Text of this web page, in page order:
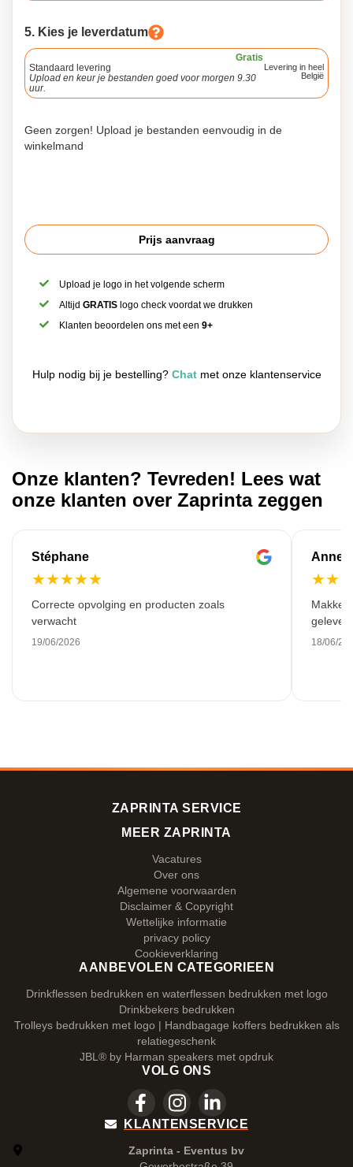
5. Kies je leverdatum
Gratis
Standaard levering
Upload en keur je bestanden goed voor morgen 9.30
uur.
Levering in heel
België
Geen zorgen! Upload je bestanden eenvoudig in de
winkelmand
Prijs aanvraag
Upload je logo in het volgende scherm
AltijdGRATIS logo check voordat we drukken
Klanten beoordelen ons met een9+
Hulp nodig bij je bestelling? Chatmet onze klantenservice
Onze klanten? Tevreden! Lees wat
onze klanten over Zaprinta zeggen
Stéphane
★★★★★
Correcte opvolging en producten zoals
verwacht
19/06/2026
Anne-
★★
18/06/
ZAPRINTA SERVICE
MEER ZAPRINTA
Vacatures
Over ons
Algemene voorwaarden
Disclaimer & Copyright
Wettelijke informatie
privacy policy
Cookieverklaring
AANBEVOLEN CATEGORIEEN
Drinkflessen bedrukken en waterflessen bedrukken met logo
Drinkbekers bedrukken
Trolleys bedrukken met logo | Handbagage koffers bedrukken als
relatiegeschenk
JBL® by Harman speakers met opdruk
VOLG ONS
KLANTENSERVICE
Zaprinta - Eventus bv